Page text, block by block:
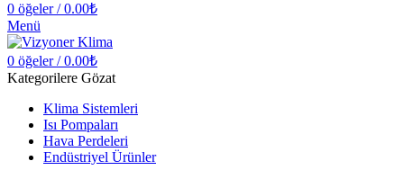
0 öğeler / 0.00₺
Menü
0 öğeler / 0.00₺
Kategorilere Gözat
Klima Sistemleri
Isı Pompaları
Hava Perdeleri
Endüstriyel Ürünler